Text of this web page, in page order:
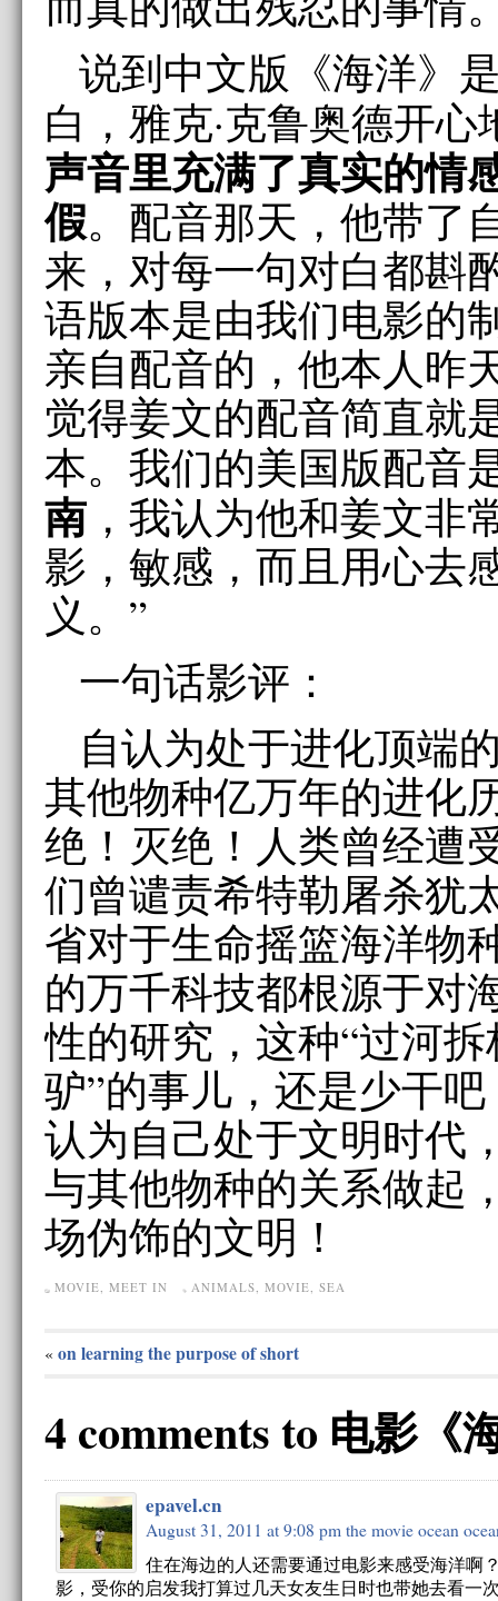
说到中文版《海洋》
白，雅克·克鲁奥德开心
声音里充满了真实的情
假。配音那天，他带了
来，对每一句对白都斟
语版本是由我们电影的
亲自配音的，他本人昨
觉得姜文的配音简直就
本。我们的美国版配音
南，我认为他和姜文非
影，敏感，而且用心去
义。”
一句话影评：
自认为处于进化顶端
其他物种亿万年的进化
绝！灭绝！人类曾经遭
们曾谴责希特勒屠杀犹
省对于生命摇篮海洋物
的万千科技都根源于对
性的研究，这种“过河
驴”的事儿，还是少干
认为自己处于文明时代
与其他物种的关系做起
场伪饰的文明！
MOVIE, MEET IN ANIMALS, MOVIE, SEA
« on learning the purpose of short
4 comments to 电影《
epavel.cn
August 31, 2011 at 9:08 pm the movie ocean
住在海边的人还需要通过电影来感受海洋啊
影，受你的启发我打算过几天女友生日时也带她去看一